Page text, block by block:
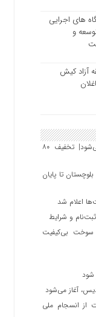
های اجرایی
و
آزاد کیش
کانتینرهای ایرانی در بندر کراچی ترخیص می‌شود| تخفیف ۸۰
و بلوچستان تا پایان
اعلام شد
سوخت بی‌کیفیت
شود
آغاز می‌شود
از انسجام ملی